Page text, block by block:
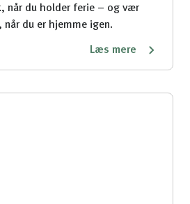
når du holder ferie – og vær
du er hjemme igen.
Læs mere